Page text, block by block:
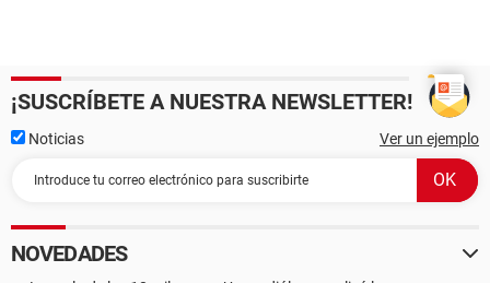
¡SUSCRÍBETE A NUESTRA NEWSLETTER!
Noticias Ver un ejemplo
NOVEDADES